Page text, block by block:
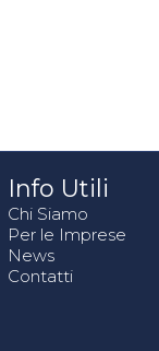
Info Utili
Chi Siamo
Per le Imprese
News
Contatti